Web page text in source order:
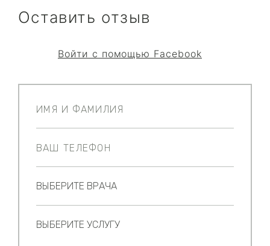
Оставить отзыв
Войти с помощью Facebook
ВЫБЕРИТЕ ВРАЧА
ВЫБЕРИТЕ УСЛУГУ